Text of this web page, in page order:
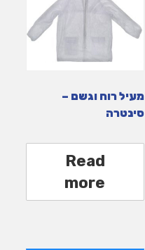
מעיל רוח וגשם –
סינטרה
Read
more